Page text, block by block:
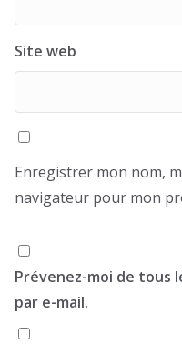
Site web
Enregistrer mon nom,
navigateur pour mon
Prévenez-moi de tous
par e-mail.